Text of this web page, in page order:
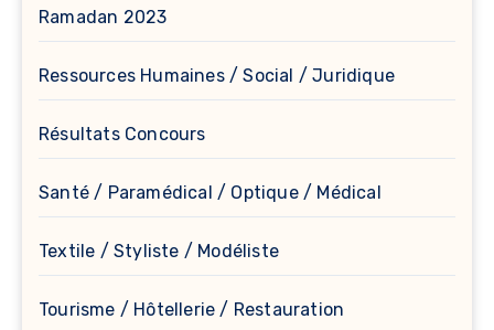
Ramadan 2023
Ressources Humaines / Social / Juridique
Résultats Concours
Santé / Paramédical / Optique / Médical
Textile / Styliste / Modéliste
Tourisme / Hôtellerie / Restauration